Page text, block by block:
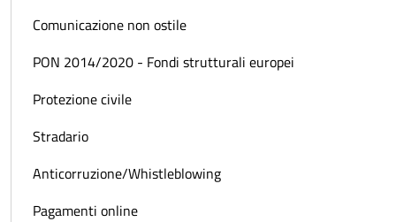
Comunicazione non ostile
PON 2014/2020 - Fondi strutturali europei
Protezione civile
Stradario
Anticorruzione/Whistleblowing
Pagamenti online